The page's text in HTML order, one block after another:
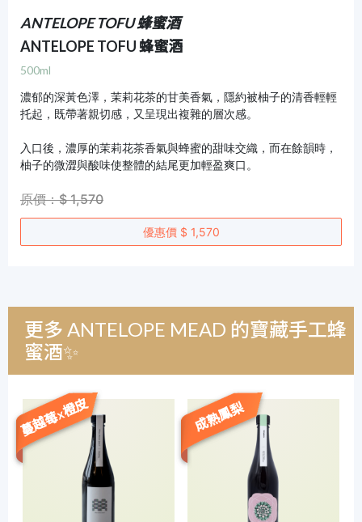
ANTELOPE TOFU 蜂蜜酒
ANTELOPE TOFU 蜂蜜酒
500ml
濃郁的深黃色澤，茉莉花茶的甘美香氣，隱約被柚子的清香輕輕
托起，既帶著親切感，又呈現出複雜的層次感。
入口後，濃厚的茉莉花茶香氣與蜂蜜的甜味交織，而在餘韻時，
柚子的微澀與酸味使整體的結尾更加輕盈爽口。
原價：$ 1,570
優惠價 $ 1,570
更多 ANTELOPE MEAD 的寶藏手工蜂
蜜酒✨
蔓越莓x橙皮 成熟鳳梨